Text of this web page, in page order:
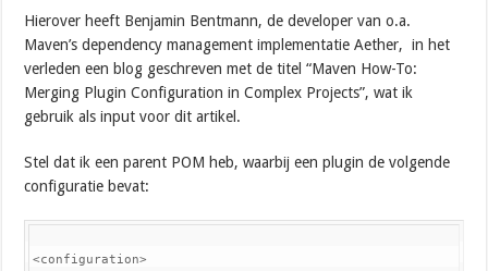
Hierover heeft Benjamin Bentmann, de developer van o.a.
Maven’s dependency management implementatie Aether, in het
verleden een blog geschreven met de titel “Maven How-To:
Merging Plugin Configuration in Complex Projects”, wat ik
gebruik als input voor dit artikel.
Stel dat ik een parent POM heb, waarbij een plugin de volgende
configuratie bevat:
<configuration>